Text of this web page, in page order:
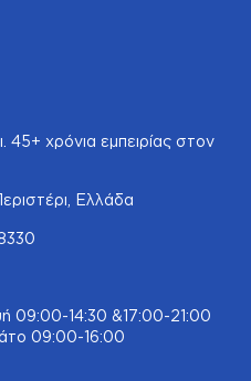
45+ χρόνια εμπειρίας στον
Ελλάδα
09:00-14:30 &17:00-21:00
09:00-16:00